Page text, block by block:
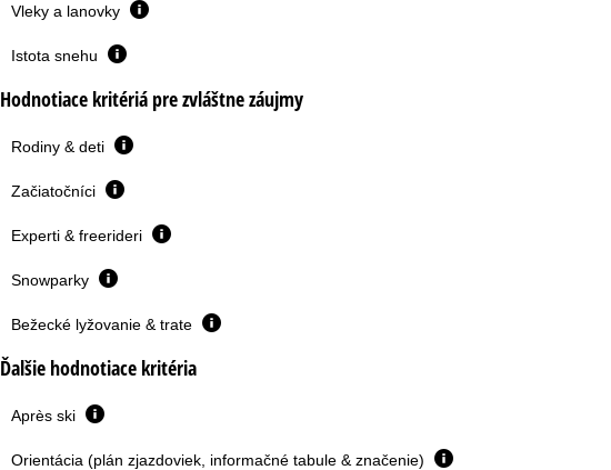
Vleky a lanovky
Istota snehu
Hodnotiace kritériá pre zvláštne záujmy
Rodiny & deti
Začiatočníci
Experti & freerideri
Snowparky
Bežecké lyžovanie & trate
Ďalšie hodnotiace kritéria
Après ski
Orientácia (plán zjazdoviek, informačné tabule & značenie)